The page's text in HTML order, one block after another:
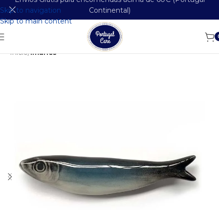
Skip to navigation
Skip to main content
Continental)
Início Ímanes